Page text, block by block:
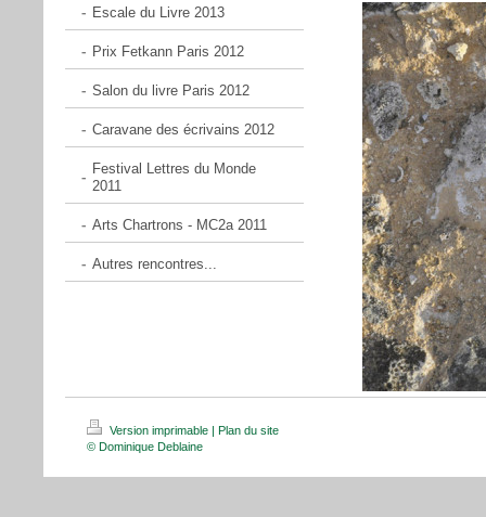
Escale du Livre 2013
Prix Fetkann Paris 2012
Salon du livre Paris 2012
Caravane des écrivains 2012
Festival Lettres du Monde
2011
Arts Chartrons - MC2a 2011
Autres rencontres...
Version imprimable | Plan du site
© Dominique Deblaine